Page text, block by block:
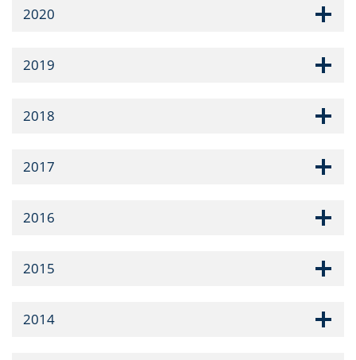
2020
2019
2018
2017
2016
2015
2014